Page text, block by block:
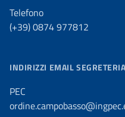
Telefono
(+39) 0874 977812
INDIRIZZI EMAIL SEGRETERIA
PEC